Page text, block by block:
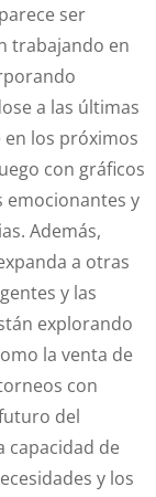
ser
trabajando en
a las últimas
en los próximos
con gráficos
emocionantes y
Además,
a otras
y las
explorando
la venta de
con
del
capacidad de
y los